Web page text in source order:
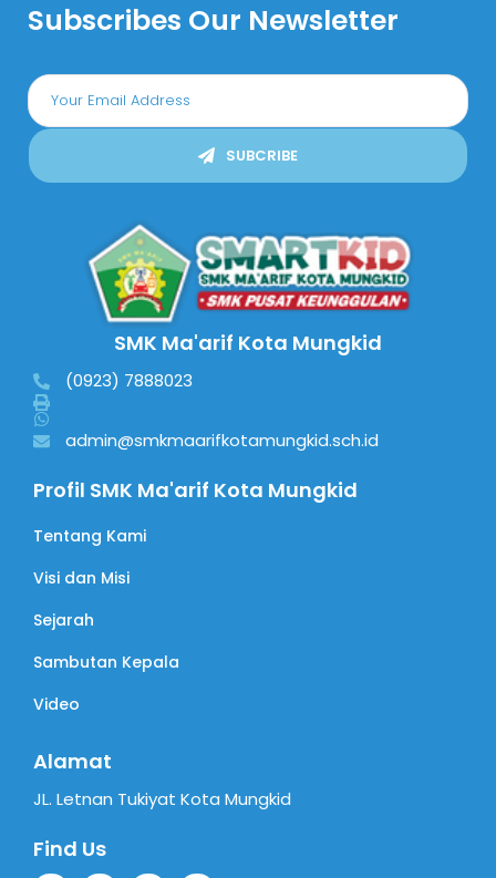
Subscribes Our Newsletter
SUBCRIBE
SMK Ma'arif Kota Mungkid
(0923) 7888023
admin@smkmaarifkotamungkid.sch.id
Profil SMK Ma'arif Kota Mungkid
Tentang Kami
Visi dan Misi
Sejarah
Sambutan Kepala
Video
Alamat
JL. Letnan Tukiyat Kota Mungkid
Find Us